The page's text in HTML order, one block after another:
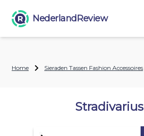
NederlandReview
Home Sieraden Tassen Fashion Accessoires
Stradivarius